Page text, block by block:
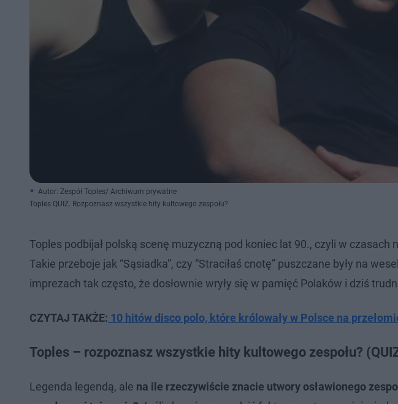
Autor: Zespół Toples/ Archiwum prywatne
Toples QUIZ. Rozpoznasz wszystkie hity kultowego zespołu?
Toples podbijał polską scenę muzyczną pod koniec lat 90., czyli w
Takie przeboje jak “Sąsiadka”, czy “Straciłaś cnotę” puszczane były na
imprezach tak często, że dosłownie wryły się w pamięć Polaków i dziś
CZYTAJ TAKŻE: 10 hitów disco polo, które królowały w Polsce na
Toples – rozpoznasz wszystkie hity kultowego zespołu?
Legenda legendą, ale na ile rzeczywiście znacie utwory osławionego